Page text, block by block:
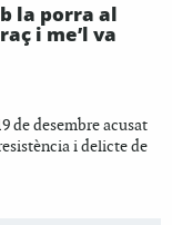
la porra al
i me’l va
de desembre acusat
i delicte de